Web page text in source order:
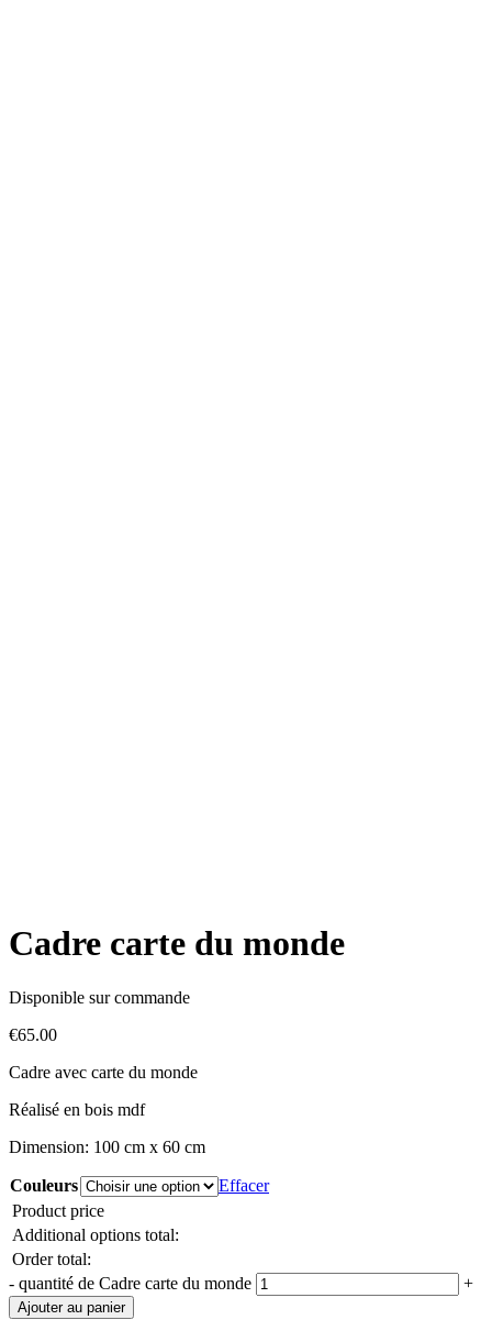
Cadre carte du monde
Disponible sur commande
€65.00
Cadre avec carte du monde
Réalisé en bois mdf
Dimension: 100 cm x 60 cm
Couleurs
Effacer
Product price
Additional options total:
Order total:
- quantité de Cadre carte du monde +
Ajouter au panier